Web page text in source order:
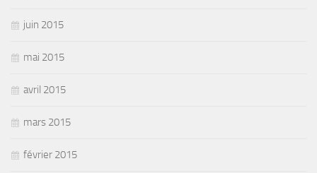
juin 2015
mai 2015
avril 2015
mars 2015
février 2015